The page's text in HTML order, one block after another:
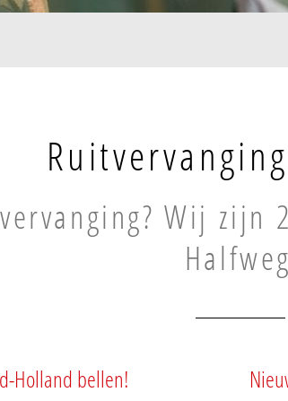
Wij zijn
Halfweg
Holland bellen!